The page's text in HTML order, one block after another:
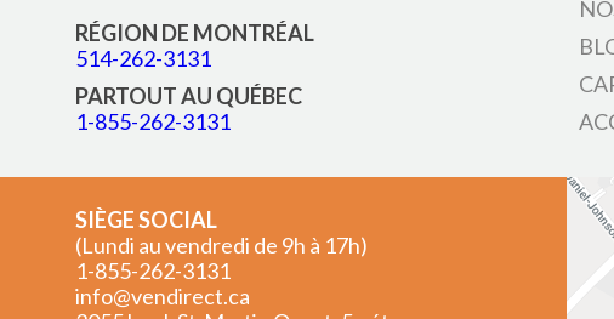
RÉGION DE MONTRÉAL
514-262-3131
PARTOUT AU QUÉBEC
1-855-262-3131
SIÈGE SOCIAL
(Lundi au vendredi de 9h à 17h)
1-855-262-3131
info@vendirect.ca